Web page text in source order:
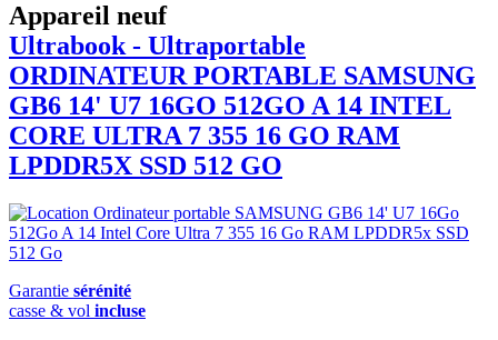
Appareil neuf
Ultrabook - Ultraportable
ORDINATEUR PORTABLE SAMSUNG
GB6 14' U7 16GO 512GO A 14 INTEL
CORE ULTRA 7 355 16 GO RAM
LPDDR5X SSD 512 GO
Garantie sérénité
casse & vol incluse